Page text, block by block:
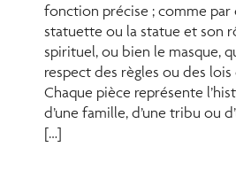
fonction précise ; comme par
statuette ou la statue et son
spirituel, ou bien le masque,
respect des règles ou des
Chaque pièce représente
d’une famille, d’une tribu ou
[…]